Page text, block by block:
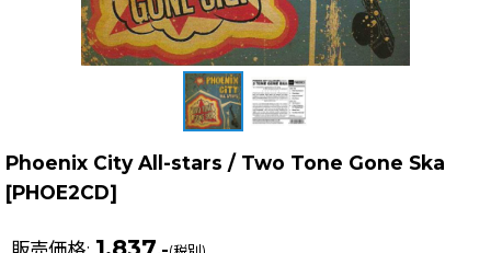
Phoenix City All-stars / Two Tone Gone Ska
[PHOE2CD]